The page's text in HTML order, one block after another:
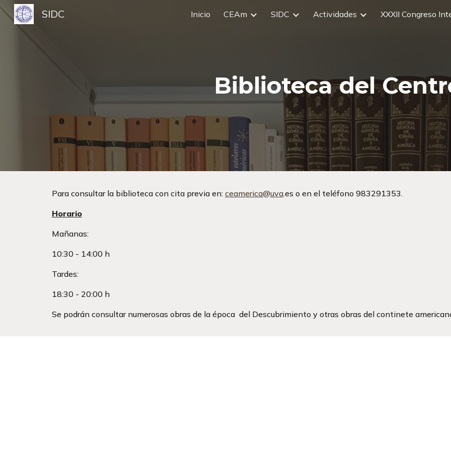
Skip to main content Skip to
SIDC Inicio CEAm SIDC Actividades
Biblioteca del
Para consultar la biblioteca con cita previa en: ceamerica@uva.es o en el teléfono 983291353.
Horario
Mañanas:
10:30 - 14:00 h
Tardes:
18:30 - 20:00 h
Se podrán consultar numerosas obras de la época  del Descubrimiento y otras obras del continete